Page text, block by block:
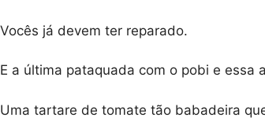
Vocês já devem ter reparado.
E a última pataquada com o pobi e essa
Uma tartare de tomate tão babadeira